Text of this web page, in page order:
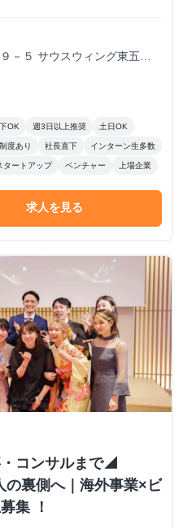
－５ サウスウィング東五反
OK 週3日以上推奨 土日OK
度あり 社長直下 インターン生多数
タートアップ ベンチャー 上場企業
求人を見る
コンサルまで◢
裏側へ｜海外事業×ビ
集 ！